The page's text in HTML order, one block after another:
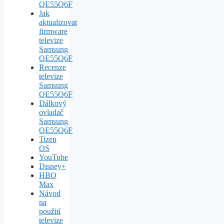
QE55Q6F
Jak
aktualizovat
firmware
televize
Samsung
QE55Q6F
Recenze
televize
Samsung
QE55Q6F
Dálkový
ovladač
Samsung
QE55Q6F
Tizen
OS
YouTube
Disney+
HBO
Max
Návod
na
použití
televize